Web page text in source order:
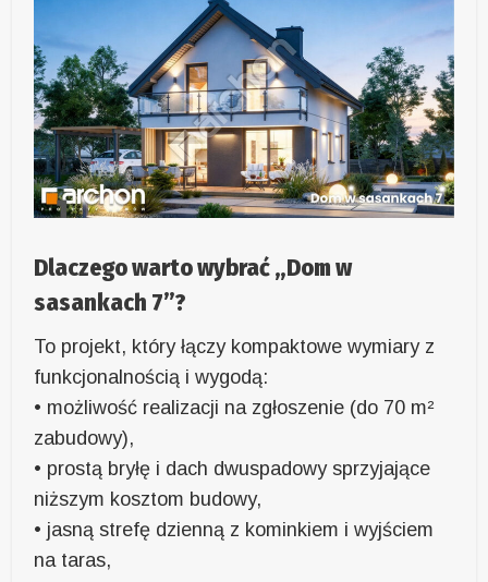
Dlaczego warto wybrać „Dom w
sasankach 7”?
To projekt, który łączy kompaktowe wymiary z
funkcjonalnością i wygodą:
• możliwość realizacji na zgłoszenie (do 70 m²
zabudowy),
• prostą bryłę i dach dwuspadowy sprzyjające
niższym kosztom budowy,
• jasną strefę dzienną z kominkiem i wyjściem
na taras,